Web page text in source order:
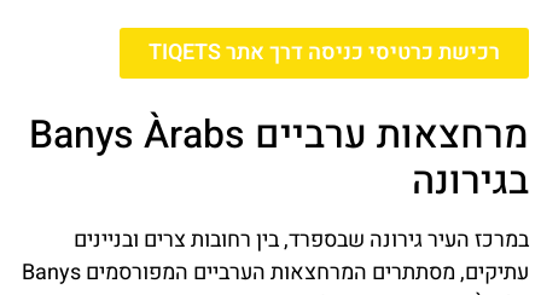
רכישת כרטיסי כניסה דרך אתר TIQETS
מרחצאות ערביים Banys Àrabs
בגירונה
במרכז העיר גירונה שבספרד, בין רחובות צרים ובניינים
עתיקים, מסתתרים המרחצאות הערביים המפורסמים Banys